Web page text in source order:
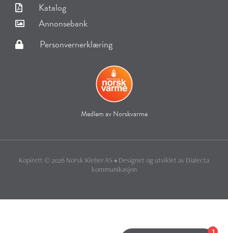
Katalog
Annonsebank
Personvernerklæring
Medlem av Norskvarme
Kopirett © 2026 Norsk Kleber AS • Designet og utviklet av Dialecta
kommunikasjon